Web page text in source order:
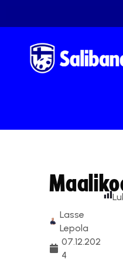
Lasse
Lepola
07.12.202
4